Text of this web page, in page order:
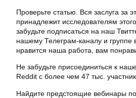
Проверьте статью. Вся заслуга за
принадлежит исследователям
забудьте подписаться на наш
нашему Телеграм-каналу и группе
нравится наша работа, вам
Не забудьте присоединиться к
Reddit с более чем 47 тыс.
Найдите предстоящие вебинары